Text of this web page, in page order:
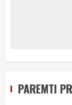
PAREMTI